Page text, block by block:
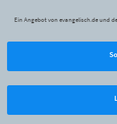
Ein Angebot von evangelisch.de und